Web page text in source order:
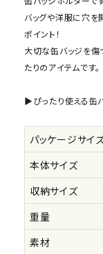
バッグや洋服に穴
ポイント！
大切な缶バッジを傷
たりのアイテムです。
▶ぴったり使える缶
パッケージサイ
本体サイズ
収納サイズ
重量
素材